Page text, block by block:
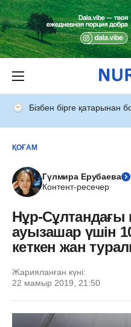
Бізбен бірге қатарынан
ҚОҒАМ
Гүлмира Ерубаева
Контент-ресечер
Нұр-Сұлтандағы
ауызашар үшін
кеткен жан
Жарияланған күні:
22 мамыр 2019, 21:50